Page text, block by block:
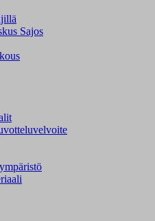
Sajos